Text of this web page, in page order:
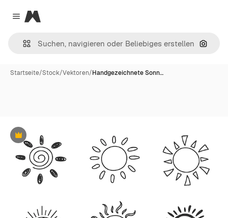
Close menu
Magnific
Nach
Startseite/Stock/Vektoren/Handgezeichnete Sonn…
Premium